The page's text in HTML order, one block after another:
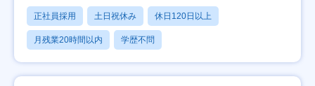
正社員採用 土日祝休み 休日120日以上
月残業20時間以内 学歴不問